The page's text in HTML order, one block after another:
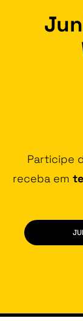
Participe
receba em